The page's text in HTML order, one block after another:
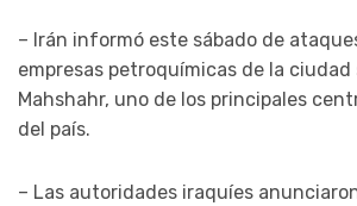
– Irán informó este sábado de
empresas petroquímicas de la
Mahshahr, uno de los principales
del país.
– Las autoridades iraquíes